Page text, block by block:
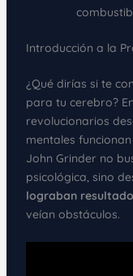
Introducción a la
¿Qué dirías si te
para tu cerebro?
revolucionarios
mentales
John Grinder no
psicológica, sino
lograban
veían obstáculos.